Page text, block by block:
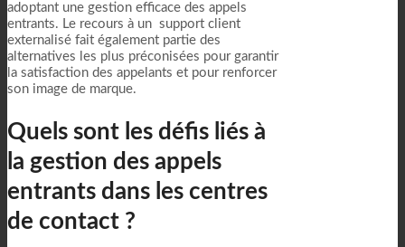
adoptant une gestion efficace des appels
entrants. Le recours à un support client
externalisé fait également partie des
alternatives les plus préconisées pour garantir
la satisfaction des appelants et pour renforcer
son image de marque.
Quels sont les défis liés à
la gestion des appels
entrants dans les centres
de contact ?